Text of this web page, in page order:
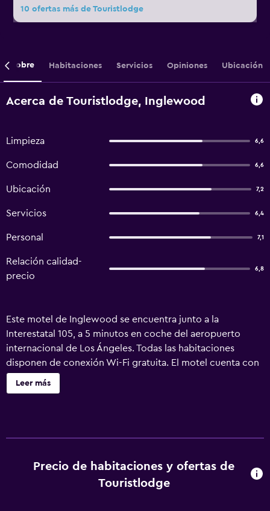
10 ofertas más de Touristlodge
Sobre Habitaciones Servicios Opiniones Ubicación
Acerca de Touristlodge, Inglewood
Limpieza 6,6
Comodidad 6,6
Ubicación 7,2
Servicios 6,4
Personal 7,1
Relación calidad-
precio
6,8
Este motel de Inglewood se encuentra junto a la
Interestatal 105, a 5 minutos en coche del aeropuerto
internacional de Los Ángeles. Todas las habitaciones
disponen de conexión Wi-Fi gratuita. El motel cuenta con
máquinas expendedoras de bebidas. Las habitaciones del
Touristlodge incluyen aire acondicionado, microondas,
encuentra a 16 km y el club de campo Alondra, a 10
Leer más
Precio de habitaciones y ofertas de
Touristlodge